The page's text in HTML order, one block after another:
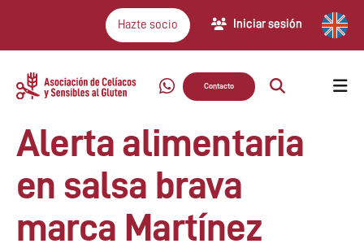
Hazte socio Iniciar sesión
Contacto
Alerta alimentaria
en salsa brava
marca Martínez